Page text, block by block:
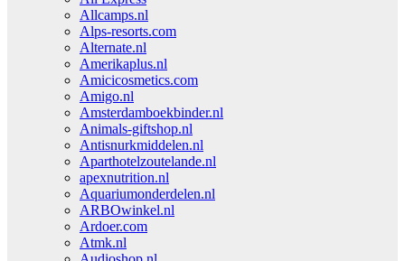
Allcamps.nl
Alps-resorts.com
Alternate.nl
Amerikaplus.nl
Amicicosmetics.com
Amigo.nl
Amsterdamboekbinder.nl
Animals-giftshop.nl
Antisnurkmiddelen.nl
Aparthotelzoutelande.nl
apexnutrition.nl
Aquariumonderdelen.nl
ARBOwinkel.nl
Ardoer.com
Atmk.nl